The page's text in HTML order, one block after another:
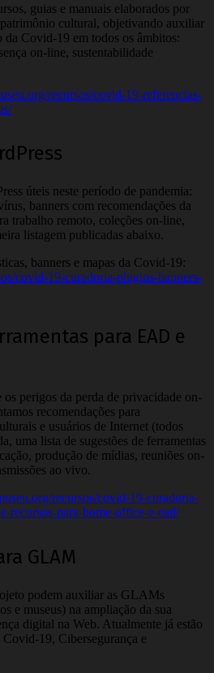
guias e manuais elaborados por
cultural, objetivando auxiliar
da Covid-19 em todos os âmbitos:
on-line, sustentabilidade
recursos/covid-19-referencias-
úteis neste período de pandemia:
banners com recomendações da
trabalho remoto, coleções on-line,
listagem publicadas abaixo.
banners e mapas da Covid-19:
covid-19-curadoria-plugins-banners-
para EAD e
perigos da perda de privacidade on-
recomendações para
e usuários de Internet (todos
uma lista de sugestões de ferramentas
produção de mídias, reuniões on-
ao vivo.
recursos/covid-19-curadoria-
recursos-para-home-office-e-ead/
GLAM
podem auxiliar as GLAMs
e museus) na ampliação da sua
digital na Web. Atualmente já estão
19, Cibersegurança e